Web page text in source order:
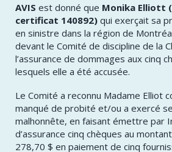
AVIS est donné que Monika Elliott
certificat 140892) qui exerçait sa
en sinistre dans la région de
devant le Comité de discipline de la
l’assurance de dommages aux cinq
lesquels elle a été accusée.
Le Comité a reconnu Madame Elliot
manqué de probité et/ou a exercé
malhonnête, en faisant émettre par
d’assurance cinq chèques au
278,70 $ en paiement de cinq